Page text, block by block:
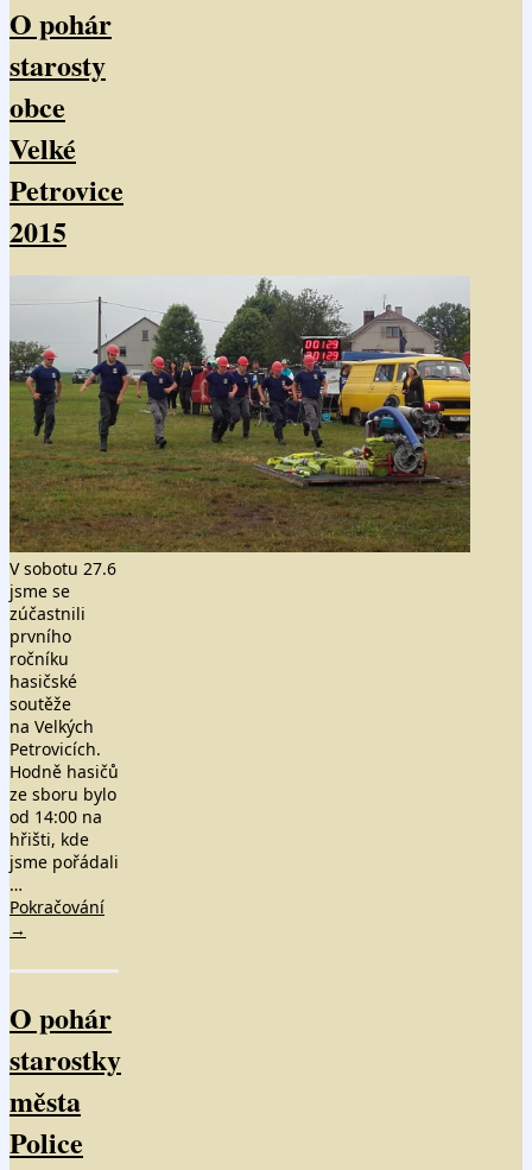
O pohár
starosty
obce
Velké
Petrovice
2015
V sobotu 27.6
jsme se
zúčastnili
prvního
ročníku
hasičské
soutěže
na Velkých
Petrovicích.
Hodně hasičů
ze sboru bylo
od 14:00 na
hřišti, kde
jsme pořádali
…
Pokračování
→
O pohár
starostky
města
Police